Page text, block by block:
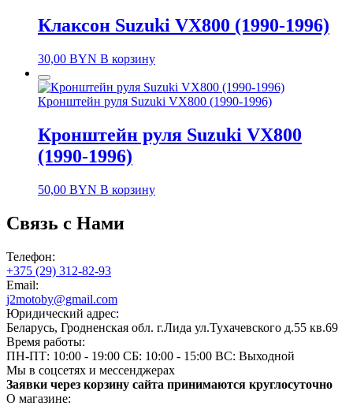
Клаксон Suzuki VX800 (1990-1996)
30,00 BYN В корзину
Кронштейн руля Suzuki VX800 (1990-1996)
Кронштейн руля Suzuki VX800
(1990-1996)
50,00 BYN В корзину
Связь с Нами
Телефон:
+375 (29) 312-82-93
Email:
j2motoby@gmail.com
Юридический адрес:
Беларусь, Гродненская обл. г.Лида ул.Тухачевского д.55 кв.69
Время работы:
ПН-ПТ: 10:00 - 19:00 СБ: 10:00 - 15:00 ВС: Выходной
Мы в соцсетях и мессенджерах
Заявки через корзину сайта принимаются круглосуточно
О магазине: